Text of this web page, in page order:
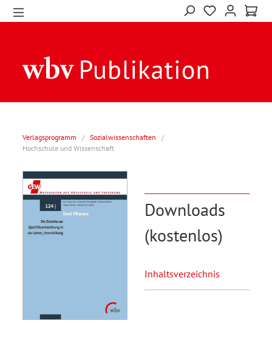
Verlagsprogramm / Sozialwissenschaften
/
Hochschule und Wissenschaft
Downloads
(kostenlos)
Inhaltsverzeichnis